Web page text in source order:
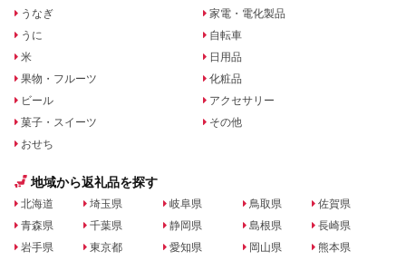
うなぎ
うに
米
果物・フルーツ
ビール
菓子・スイーツ
おせち
家電・電化製品
自転車
日用品
化粧品
アクセサリー
その他
地域から返礼品を探す
北海道
青森県
岩手県
埼玉県
千葉県
東京都
岐阜県
静岡県
愛知県
鳥取県
島根県
岡山県
佐賀県
長崎県
熊本県